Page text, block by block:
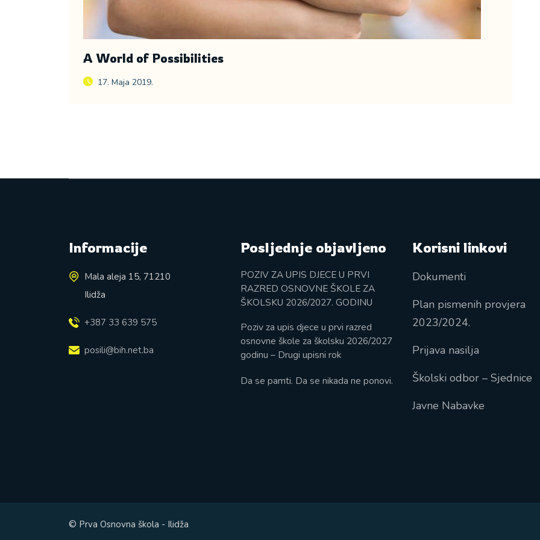
A World of Possibilities
17. Maja 2019.
Informacije
Mala aleja 15, 71210
Ilidža
+387 33 639 575
posili@bih.net.ba
Posljednje objavljeno
POZIV ZA UPIS DJECE U PRVI
RAZRED OSNOVNE ŠKOLE ZA
ŠKOLSKU 2026/2027. GODINU
Poziv za upis djece u prvi razred
osnovne škole za školsku 2026/2027
godinu – Drugi upisni rok
Da se pamti. Da se nikada ne ponovi.
Korisni linkovi
Dokumenti
Plan pismenih provjera
2023/2024.
Prijava nasilja
Školski odbor – Sjednice
Javne Nabavke
© Prva Osnovna škola - Ilidža